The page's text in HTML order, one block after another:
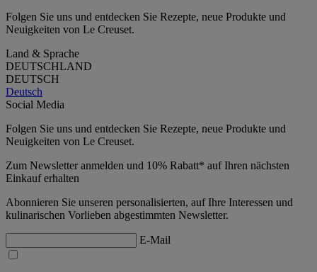
Folgen Sie uns und entdecken Sie Rezepte, neue Produkte und
Neuigkeiten von Le Creuset.
Land & Sprache
DEUTSCHLAND
DEUTSCH
Deutsch
Social Media
Folgen Sie uns und entdecken Sie Rezepte, neue Produkte und
Neuigkeiten von Le Creuset.
Zum Newsletter anmelden und 10% Rabatt* auf Ihren nächsten
Einkauf erhalten
Abonnieren Sie unseren personalisierten, auf Ihre Interessen und
kulinarischen Vorlieben abgestimmten Newsletter.
E-Mail